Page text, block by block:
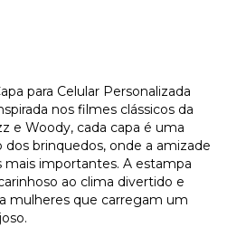
para Celular Personalizada
nos filmes clássicos da
e Woody, cada capa é uma
brinquedos, onde a amizade
mais importantes. A estampa
ao clima divertido e
mulheres que carregam um